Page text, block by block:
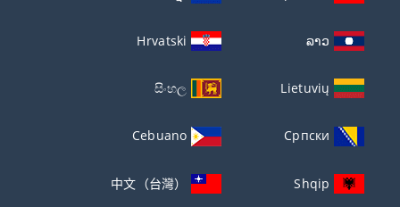
ລາວ
Hrvatski
Lietuvių
සිංහල
Српски
Cebuano
Shqip
中文（台灣）